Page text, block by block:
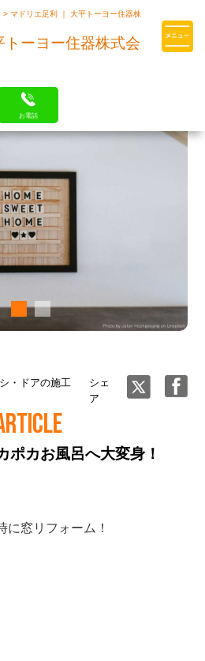
LIXILの厳しい基準を
>マドリエ足利 ｜ 大平トーヨー住器株
ーヨー住器株式会
お電話
・ドアの施工
シェ
ア
ポカお風呂へ大変身！